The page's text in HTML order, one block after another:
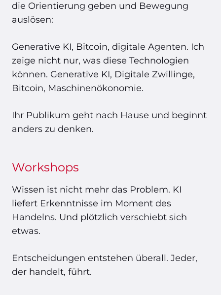
die Orientierung geben und Bewegung
auslösen:
Generative KI, Bitcoin, digitale Agenten. Ich
zeige nicht nur, was diese Technologien
können. Generative KI, Digitale Zwillinge,
Bitcoin, Maschinenökonomie.
Ihr Publikum geht nach Hause und beginnt
anders zu denken.
Workshops
Wissen ist nicht mehr das Problem. KI
liefert Erkenntnisse im Moment des
Handelns. Und plötzlich verschiebt sich
etwas.
Entscheidungen entstehen überall. Jeder,
der handelt, führt.